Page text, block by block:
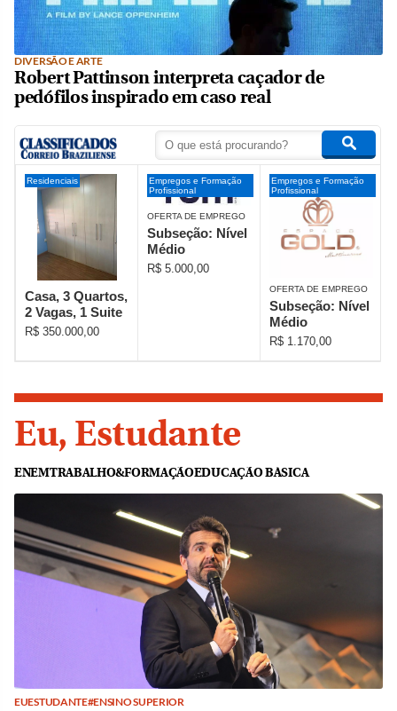
DIVERSÃO E ARTE
Robert Pattinson interpreta caçador de
pedófilos inspirado em caso real
Eu, Estudante
ENEMTRABALHO&FORMAÇÃOEDUCAÇÃO BÁSICA
EUESTUDANTE#ENSINO SUPERIOR